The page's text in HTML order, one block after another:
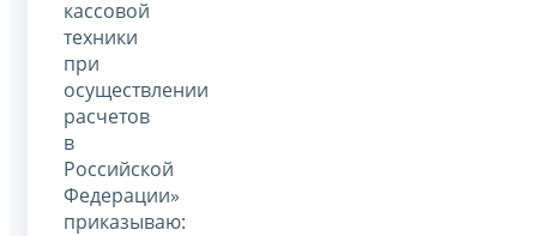
кассовой
техники
при
осуществлении
расчетов
в
Российской
Федерации»
приказываю: